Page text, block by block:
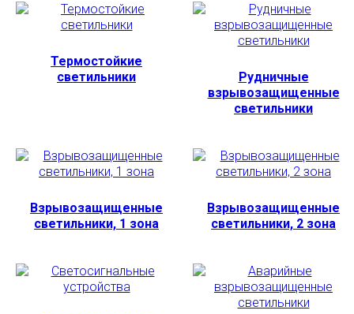
Термостойкие
светильники
Рудничные
взрывозащищенные
светильники
Взрывозащищенные
светильники, 1 зона
Взрывозащищенные
светильники, 2 зона